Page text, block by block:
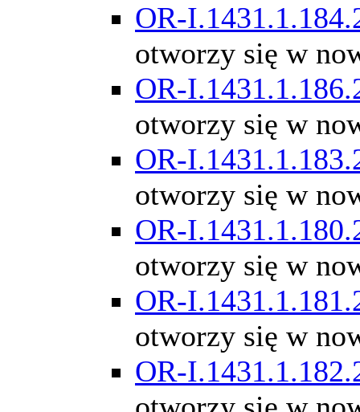
OR-
otworzy się w
OR-
otworzy się w
OR-
otworzy się w
OR-
otworzy się w
OR-
otworzy się w
OR-